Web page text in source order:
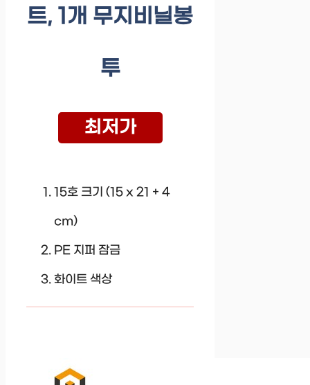
트, 1개 무지비닐봉
투
최저가
15호 크기 (15 x 21 + 4
cm)
PE 지퍼 잠금
화이트 색상